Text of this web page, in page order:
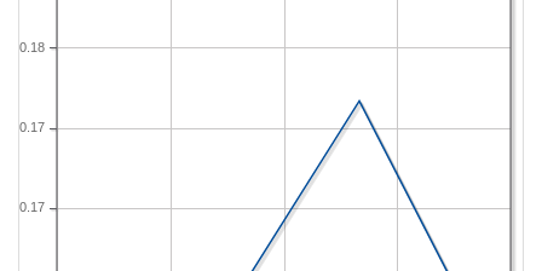
0.17
0.17
0.18